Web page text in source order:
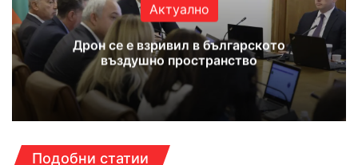
Актуално
Дрон се е взривил в българското
въздушно пространство
Подобни статии